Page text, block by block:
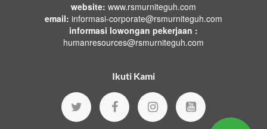
website: www.rsmurniteguh.com
email: informasi-corporate@rsmurniteguh.com
informasi lowongan pekerjaan :
humanresources@rsmurniteguh.com
Ikuti Kami